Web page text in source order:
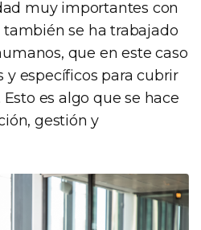
muy importantes con
se ha trabajado
que en este caso
y específicos para cubrir
es algo que se hace
gestión y